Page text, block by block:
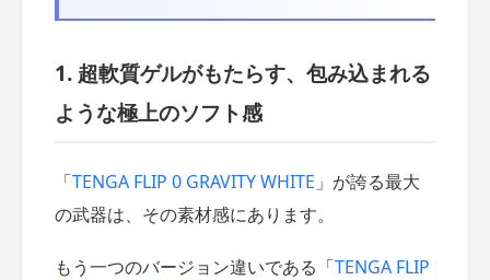
1. 超軟質ゲルがもたらす、包み込まれる
ような極上のソフト感
「TENGA FLIP 0 GRAVITY WHITE 」が誇る最大
の武器は、その素材感にあります。
もう一つのバージョン違いである「TENGA FLIP